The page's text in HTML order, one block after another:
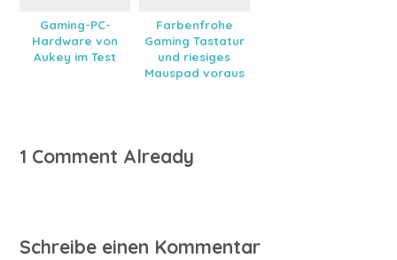
Gaming-PC-
Hardware von
Aukey im Test
Farbenfrohe
Gaming Tastatur
und riesiges
Mauspad voraus
1 Comment Already
Schreibe einen Kommentar